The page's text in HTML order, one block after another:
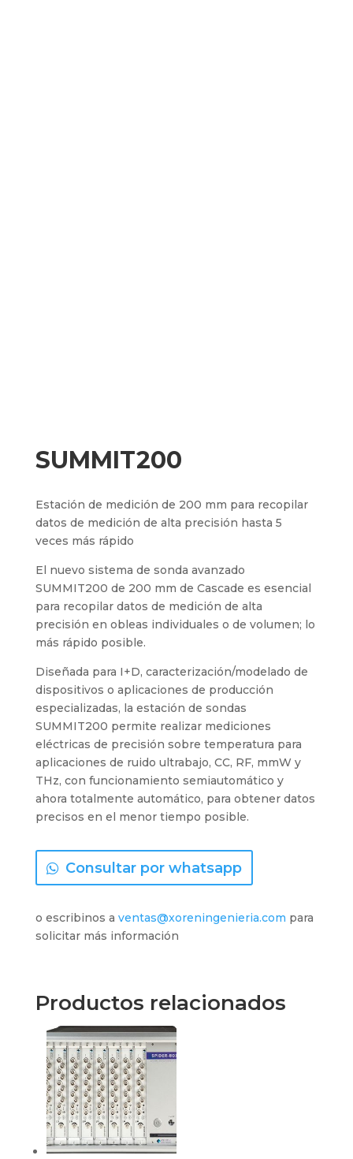
SUMMIT200
Estación de medición de 200 mm para recopilar
datos de medición de alta precisión hasta 5
veces más rápido
El nuevo sistema de sonda avanzado
SUMMIT200 de 200 mm de Cascade es esencial
para recopilar datos de medición de alta
precisión en obleas individuales o de volumen; lo
más rápido posible.
Diseñada para I+D, caracterización/modelado de
dispositivos o aplicaciones de producción
especializadas, la estación de sondas
SUMMIT200 permite realizar mediciones
eléctricas de precisión sobre temperatura para
aplicaciones de ruido ultrabajo, CC, RF, mmW y
THz, con funcionamiento semiautomático y
ahora totalmente automático, para obtener datos
precisos en el menor tiempo posible.
Consultar por whatsapp
o escribinos a ventas@xoreningenieria.com para
solicitar más información
Productos relacionados